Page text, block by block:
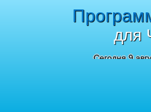
для
Сегодня 9